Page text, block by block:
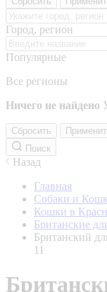
Город, регион
Популярные
Все регионы
Ничего не найдено
Сбросить
Поиск
Назад
Главная
Собаки и
Кошки в
Британские
Британский
11